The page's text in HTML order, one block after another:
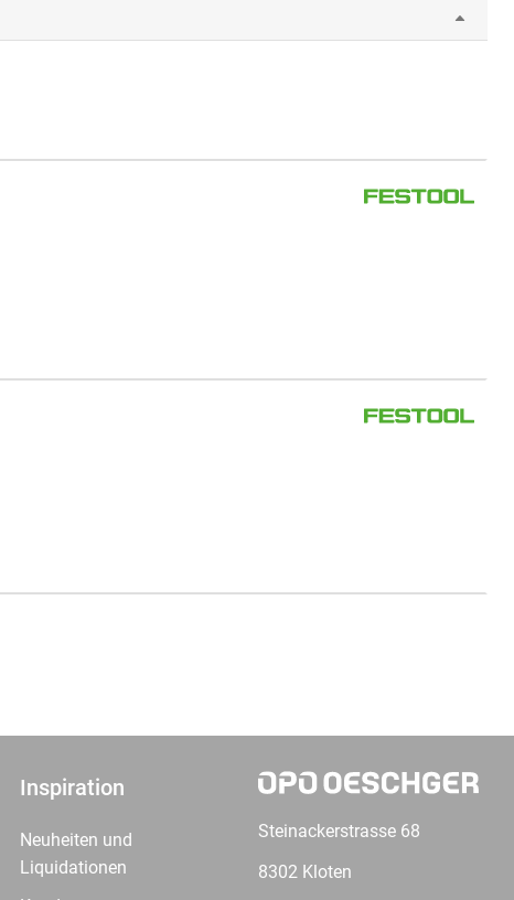
Inspiration
Neuheiten und
Liquidationen
Steinackerstrasse 68
8302 Kloten